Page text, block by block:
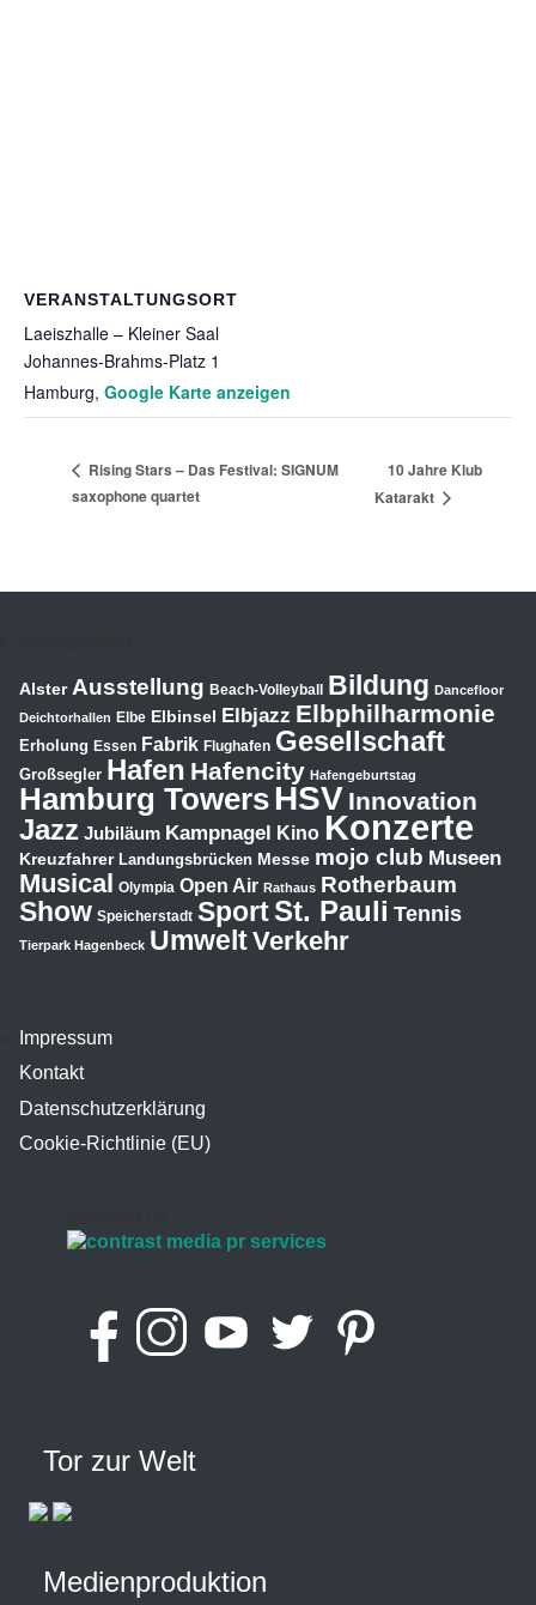
VERANSTALTUNGSORT
Laeiszhalle – Kleiner Saal
Johannes-Brahms-Platz 1
Hamburg, Google Karte anzeigen
Rising Stars – Das Festival: SIGNUM
saxophone quartet
10 Jahre Klub
Katarakt
Tor zur Welt
Medienproduktion
Impressum
Kontakt
Datenschutzerklärung
Cookie-Richtlinie (EU)
Alster Ausstellung Beach-Volleyball Bildung Dancefloor
Deichtorhallen Elbe Elbinsel Elbjazz Elbphilharmonie
Erholung Essen Fabrik Flughafen Gesellschaft
Großsegler Hafen Hafencity Hafengeburtstag
Hamburg TowersHSV Innovation
Jazz Jubiläum Kampnagel Kino Konzerte
Kreuzfahrer Landungsbrücken Messe mojo club Museen
Musical Olympia Open Air Rathaus Rotherbaum
Show Speicherstadt SportSt. Pauli Tennis
Tierpark Hagenbeck UmweltVerkehr